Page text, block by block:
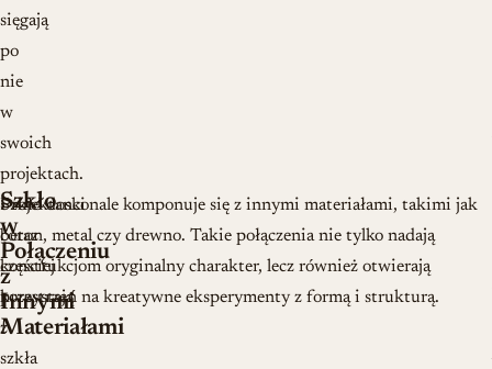
sięgają
po
nie
w
swoich
projektach.
Projektanci
coraz
częściej
korzystają
z
szkła
Szkło
w
Połączeniu
z
Innymi
Materiałami
Szkło doskonale komponuje się z innymi materiałami, takimi jak
beton, metal czy drewno. Takie połączenia nie tylko nadają
konstrukcjom oryginalny charakter, lecz również otwierają
przestrzeń na kreatywne eksperymenty z formą i strukturą.